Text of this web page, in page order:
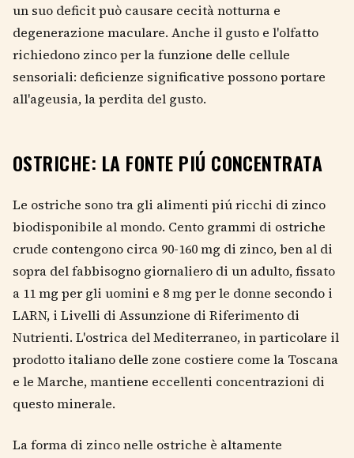
un suo deficit può causare cecità notturna e
degenerazione maculare. Anche il gusto e l'olfatto
richiedono zinco per la funzione delle cellule
sensoriali: deficienze significative possono portare
all'ageusia, la perdita del gusto.
OSTRICHE: LA FONTE PIÚ CONCENTRATA
Le ostriche sono tra gli alimenti piú ricchi di zinco
biodisponibile al mondo. Cento grammi di ostriche
crude contengono circa 90-160 mg di zinco, ben al di
sopra del fabbisogno giornaliero di un adulto, fissato
a 11 mg per gli uomini e 8 mg per le donne secondo i
LARN, i Livelli di Assunzione di Riferimento di
Nutrienti. L'ostrica del Mediterraneo, in particolare il
prodotto italiano delle zone costiere come la Toscana
e le Marche, mantiene eccellenti concentrazioni di
questo minerale.
La forma di zinco nelle ostriche è altamente